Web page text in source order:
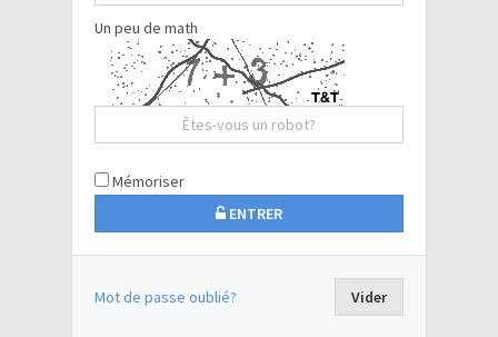
Un peu de math
Mémoriser
ENTRER
Mot de passe oublié? Vider